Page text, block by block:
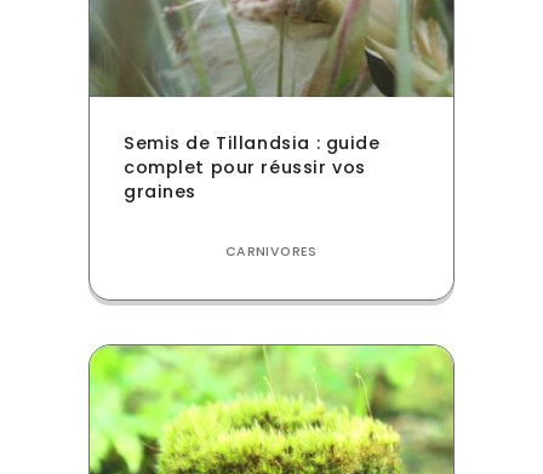
Semis de Tillandsia : guide
complet pour réussir vos
graines
CARNIVORES